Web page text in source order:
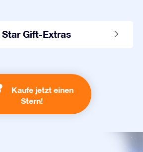
Star Gift-Extras
Kaufe jetzt einen
Stern!